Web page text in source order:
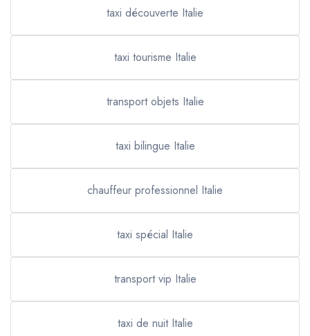
taxi découverte Italie
taxi tourisme Italie
transport objets Italie
taxi bilingue Italie
chauffeur professionnel Italie
taxi spécial Italie
transport vip Italie
taxi de nuit Italie